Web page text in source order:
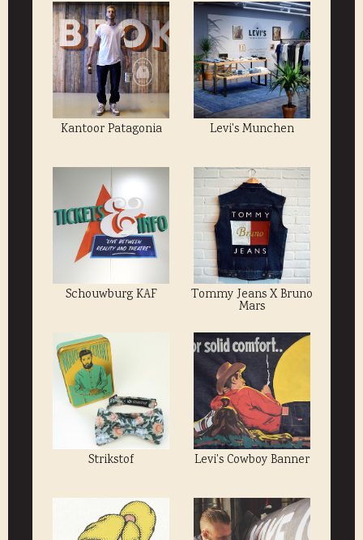
Kantoor Patagonia Levi's Munchen
Schouwburg KAF Tommy Jeans X Bruno
Mars
Strikstof Levi's Cowboy Banner